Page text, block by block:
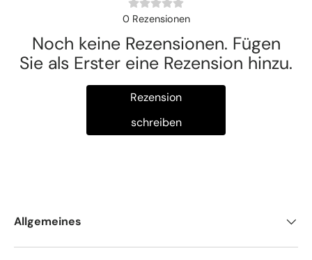
0 Rezensionen
Noch keine Rezensionen. Fügen
Sie als Erster eine Rezension hinzu.
Rezension
schreiben
Allgemeines